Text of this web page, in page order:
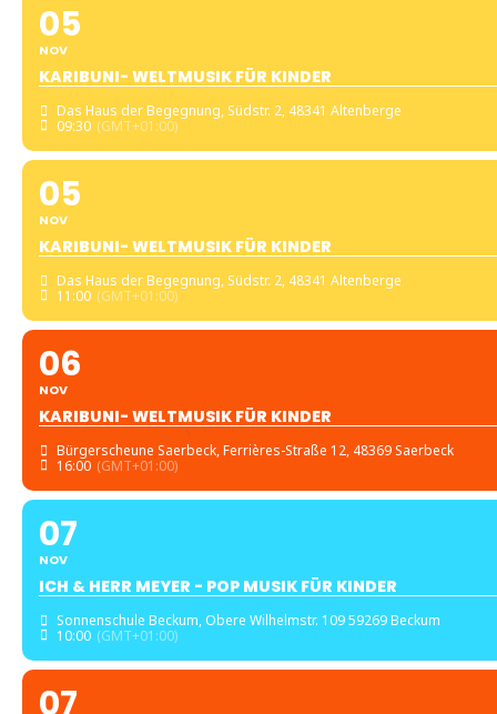
05
NOV
KARIBUNI- WELTMUSIK FÜR KINDER
Das Haus der Begegnung, Südstr. 2, 48341 Altenberge
09:30 (GMT+01:00)
05
NOV
KARIBUNI- WELTMUSIK FÜR KINDER
Das Haus der Begegnung, Südstr. 2, 48341 Altenberge
11:00 (GMT+01:00)
06
NOV
KARIBUNI- WELTMUSIK FÜR KINDER
Bürgerscheune Saerbeck, Ferrières-Straße 12, 48369 Saerbeck
16:00 (GMT+01:00)
07
NOV
ICH & HERR MEYER - POP MUSIK FÜR KINDER
Sonnenschule Beckum, Obere Wilhelmstr. 109 59269 Beckum
10:00 (GMT+01:00)
07